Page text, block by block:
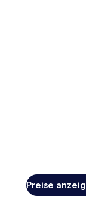
Preise